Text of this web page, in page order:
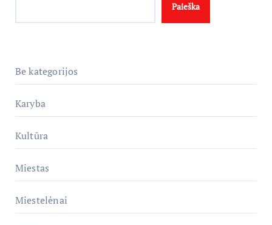
Paieška
Be kategorijos
Karyba
Kultūra
Miestas
Miestelėnai